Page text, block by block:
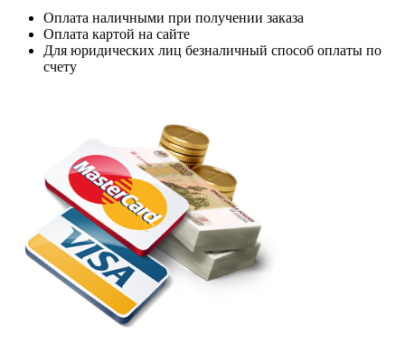
Оплата наличными при получении заказа
Оплата картой на сайте
Для юридических лиц безналичный способ оплаты по
счету